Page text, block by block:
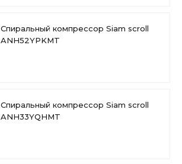
Спиральный компрессор Siam scroll
ANH52YPKMT
Спиральный компрессор Siam scroll
ANH33YQHMT